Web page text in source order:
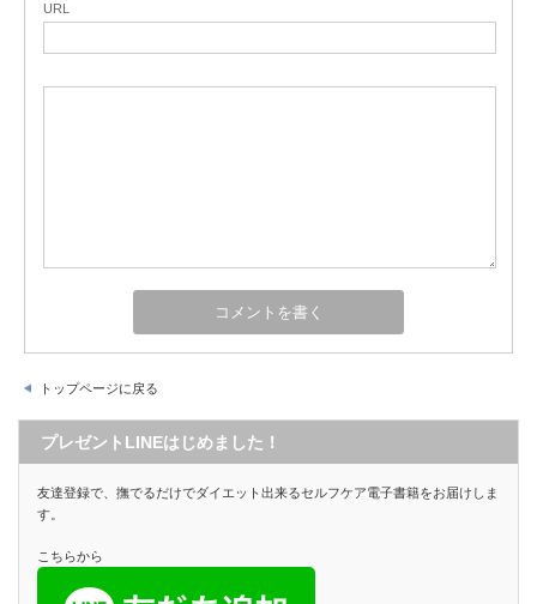
URL
トップページに戻る
プレゼントLINEはじめました！
友達登録で、撫でるだけでダイエット出来るセルフケア電子書籍をお届けしま
す。
こちらから